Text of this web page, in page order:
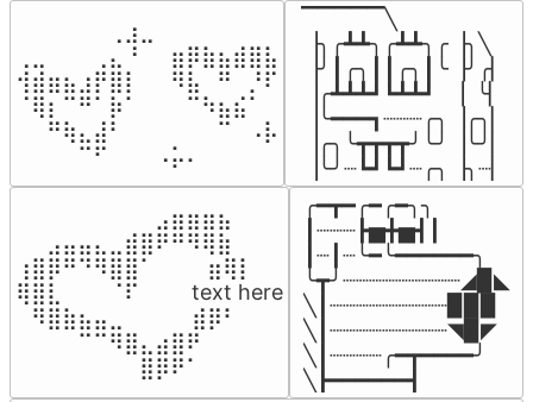
⠀⠀⠀⠀⠀⠀⢀⣰⣀⠀⠀⠀⠀⠀⠀⠀⠀
⢀⣀⠀⠀⠀⢀⣄⠘⠀⠀⣶⡿⣷⣦⣾⣿⣧
⢺⣾⣶⣦⣰⡟⣿⡇⠀⠀⠻⣧⠀⠛⠀⡘⠏
⠈⢿⡆⠉⠛⠁⡷⠁⠀⠀⠀⠉⠳⣦⣮⠁⠀
⠀⠀⠛⢷⣄⣼⠃⠀⠀⠀⠀⠀⠀⠉⠀⠠⡧
⠀⠀⠀⠀⠉⠋⠀⠀⠀⠠⡥⠄⠀⠀⠀⠀⠀
▔▔▔▔▔╲
▕╮╭┻┻╮╭┻┻╮╭▕╮╲
▕╯┃╭╮┃┃╭╮┃╰▕╯╭▏
▕╭┻┻┻┛┗┻┻┛  ▕  ╰▏
▕╰━━━┓┈┈┈╭╮▕╭╮▏
▕╭╮╰┳┳┳┳╯╰╯▕╰╯▏
▕╰╯┈┗┛┗┛┈╭╮▕╮┈▏
⠀⠀⠀⠀⠀⠀⠀⠀⠀⣠⣶⣶⣶⣦⠀⠀
⠀⠀⣠⣤⣤⣄⣀⣾⣿⠟⠛⠻⢿⣷⠀
⢰⣿⡿⠛⠙⠻⣿⣿⠁⠀⠀ ⠀⣶⢿⡇
⢿⣿⣇⠀⠀⠀⠈⠏⠀⠀⠀ text here
⠀⠻⣿⣷⣦⣤⣀⠀⠀⠀ ⠀⣾⡿⠃⠀
⠀⠀⠀⠀⠉⠉⠻⣿⣄⣴⣿⠟⠀⠀⠀
⠀⠀⠀⠀⠀⠀⠀⠀⣿⡿⠟⠁⠀⠀⠀
╭━┳━╭━╭━╮╮
┃┈┈┈┣▅╋▅┫┃
┃┈┃┈╰━╰━━━━━━╮
╰┳╯┈┈┈┈┈┈┈┈┈◢▉◣
╲┃┈┈┈┈┈┈┈┈┈▉▉▉
╲┃┈┈┈┈┈┈┈┈┈◥▉◤
╲┃┈┈┈┈╭━┳━━━━╯
╲┣━━━━━━┫﻿